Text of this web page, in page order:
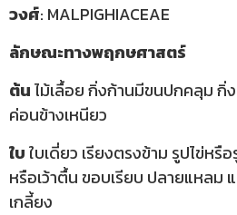
วงศ์: MALPIGHIACEAE
ลักษณะทางพฤกษศาสตร์
ต้นไม้เลื้อย กิ่งก้านมีขนปกคลุม กิ่
ค่อนข้างเหนียว
ใบใบเดี่ยว เรียงตรงข้าม รูปไข่ห
หรือเว้าตื้น ขอบเรียบ ปลายแหลม
เกลี้ยง